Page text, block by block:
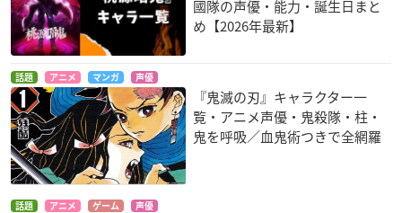
國隊の声優・能力・誕生日まと
め【2026年最新】
話題 アニメ マンガ 声優
『鬼滅の刃』キャラクター一
覧・アニメ声優・鬼殺隊・柱・
鬼を呼吸／血鬼術つきで全網羅
話題 アニメ ゲーム 声優